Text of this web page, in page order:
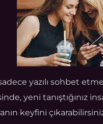
yazılı sohbet
yeni tanıştığınız
keyfini